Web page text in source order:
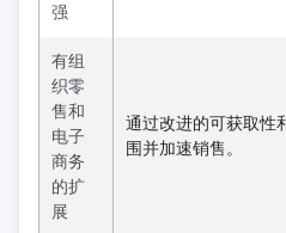
强
有组
织零
售和
电子
商务
的扩
展
通过改进的可获取性
围并加速销售。